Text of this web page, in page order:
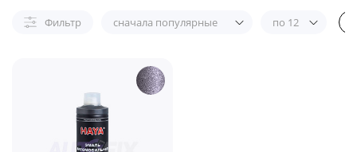
Фильтр сначала популярные по 12